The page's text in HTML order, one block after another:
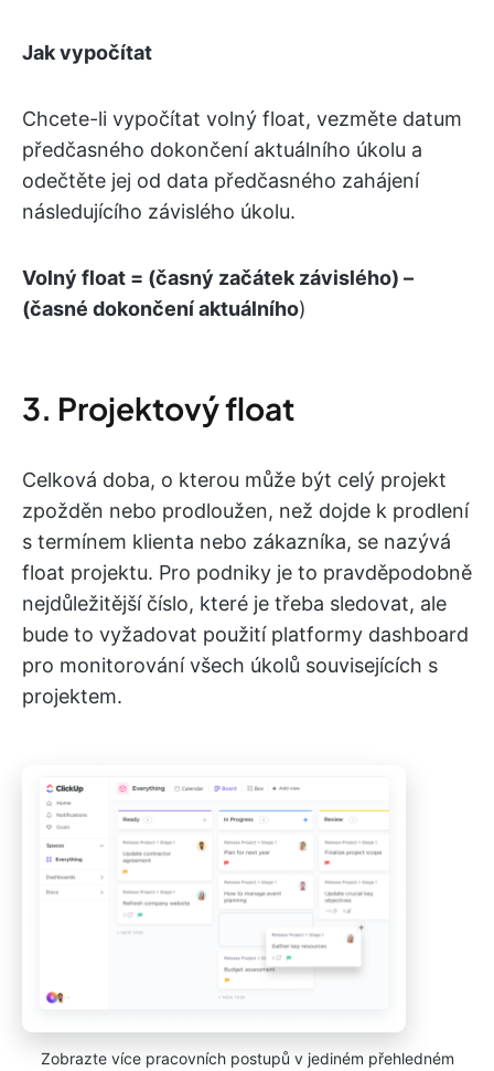
Jak vypočítat
Chcete-li vypočítat volný float, vezměte datum
předčasného dokončení aktuálního úkolu a
odečtěte jej od data předčasného zahájení
následujícího závislého úkolu.
Volný float = (časný začátek závislého) –
(časné dokončení aktuálního)
3. Projektový float
Celková doba, o kterou může být celý projekt
zpožděn nebo prodloužen, než dojde k prodlení
s termínem klienta nebo zákazníka, se nazývá
float projektu. Pro podniky je to pravděpodobně
nejdůležitější číslo, které je třeba sledovat, ale
bude to vyžadovat použití platformy dashboard
pro monitorování všech úkolů souvisejících s
projektem.
Zobrazte více pracovních postupů v jediném přehledném